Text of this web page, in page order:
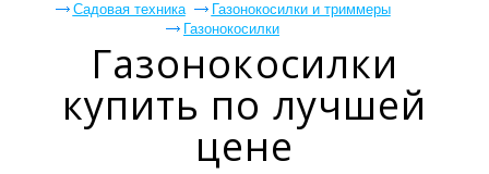
Садовая техника
Газонокосилки и триммеры
Газонокосилки
Газонокосилки
купить по лучшей
цене